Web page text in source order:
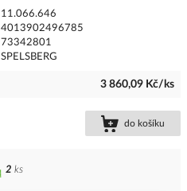
11.066.646
4013902496785
73342801
SPELSBERG
3 860,09 Kč/ks
do košíku
2 ks